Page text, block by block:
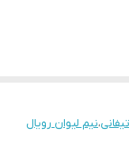
،نیم لیوان رویال